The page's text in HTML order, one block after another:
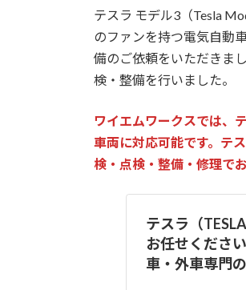
テスラ モデル3（Tesla
のファンを持つ電気自動
備のご依頼をいただきま
検・整備を行いました。
ワイエムワークスでは、
車両に対応可能です。テ
検・点検・整備・修理で
テスラ（
お任せくださ
車・外車専門